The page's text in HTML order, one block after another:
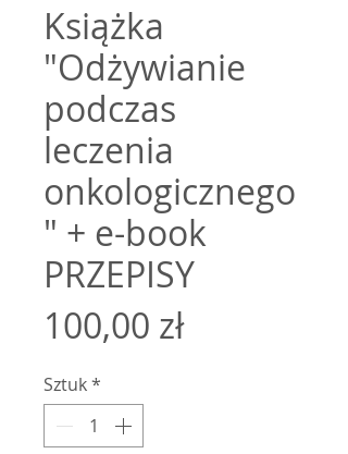
Książka
"Odżywianie
podczas
leczenia
onkologicznego
" + e-book
PRZEPISY
100,00 złCena
Sztuk*